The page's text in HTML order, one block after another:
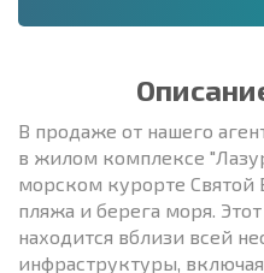
В продаже от нашего
в жилом комплексе
морском курорте Святой
пляжа и берега моря.
находится вблизи всей
инфраструктуры,